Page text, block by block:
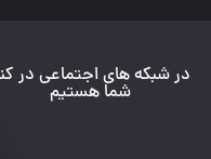
در شبکه های اجتماعی در
شما هستیم